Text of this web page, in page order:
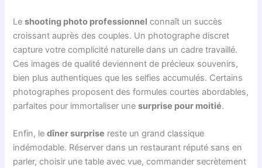
Leshooting photo professionnel connaît un succès
croissant auprès des couples. Un photographe discret
capture votre complicité naturelle dans un cadre travaillé.
Ces images de qualité deviennent de précieux souvenirs,
bien plus authentiques que les selfies accumulés. Certains
photographes proposent des formules courtes abordables,
parfaites pour immortaliser unesurprise pour moitié.
Enfin, ledîner surprise reste un grand classique
indémodable. Réserver dans un restaurant réputé sans en
parler, choisir une table avec vue, commander secrètement